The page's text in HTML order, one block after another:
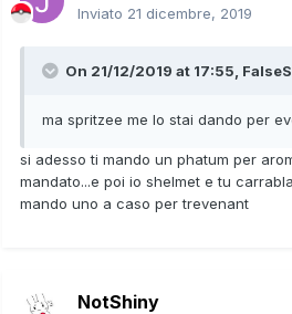
Inviato 21 dicembre, 2019
On 21/12/2019 at 17:55,
ma spritzee me lo stai dando per
si adesso ti mando un phatum per
mandato...e poi io shelmet e tu
mando uno a caso per trevenant
NotShiny